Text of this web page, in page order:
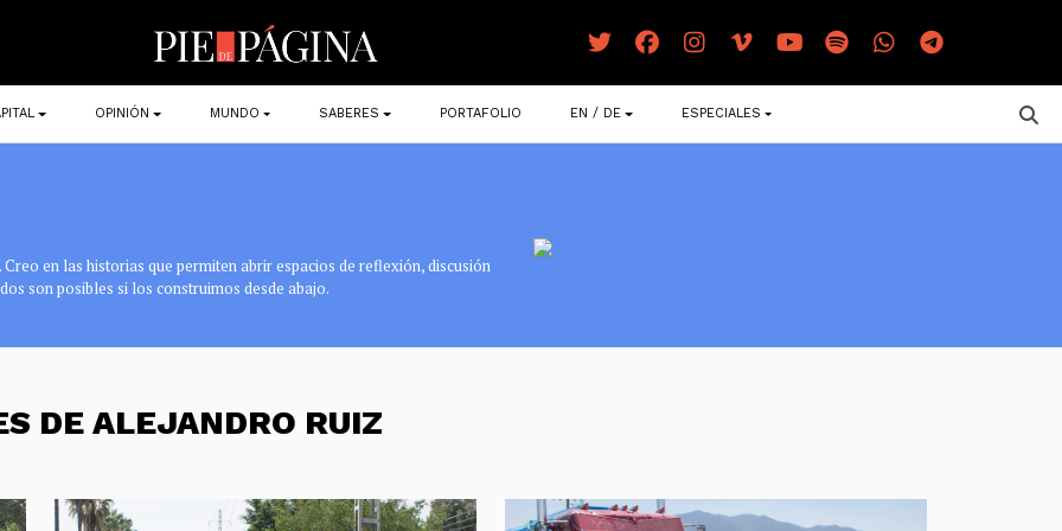
OPINIÓN MUNDO SABERES PORTAFOLIO EN / DE ESPECIALES
en las historias que permiten abrir espacios de reflexión, discusión
son posibles si los construimos desde abajo.
DE ALEJANDRO RUIZ